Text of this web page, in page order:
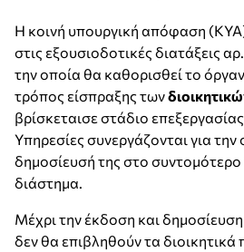
Η κοινή υπουργική απόφαση
στις εξουσιοδοτικές διατάξεις
την οποία θα καθορισθεί το
τρόπος είσπραξης των
βρίσκεταισε στάδιο
Υπηρεσίες συνεργάζονται για
δημοσίευσή της στο
διάστημα.
Μέχρι την έκδοση και
δεν θα επιβληθούν τα διοικητικά